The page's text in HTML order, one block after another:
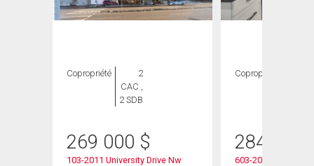
Copropriété
2
CAC ,
2 SDB
269 000 $
103-2011 University Drive Nw
Copropriété
284 900
603-2011